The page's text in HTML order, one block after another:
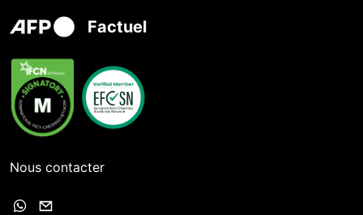
Factuel
Nous contacter